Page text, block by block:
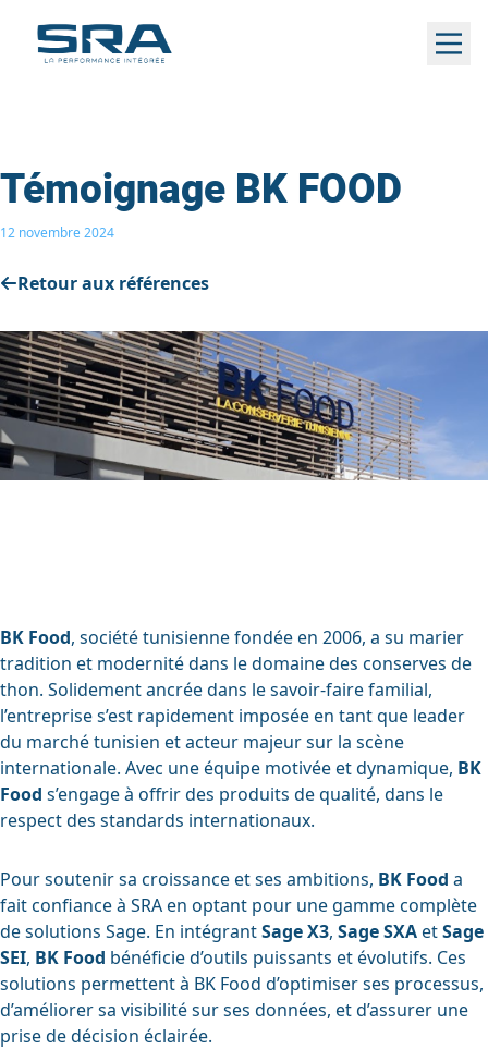
contenu
Témoignage BK FOOD
12 novembre 2024
Retour aux références
BK Food, société tunisienne fondée en 2006, a su marier
tradition et modernité dans le domaine des conserves de
thon. Solidement ancrée dans le savoir-faire familial,
l’entreprise s’est rapidement imposée en tant que leader
du marché tunisien et acteur majeur sur la scène
internationale. Avec une équipe motivée et dynamique, BK
Food s’engage à offrir des produits de qualité, dans le
respect des standards internationaux.
Pour soutenir sa croissance et ses ambitions, BK Food a
fait confiance à SRA en optant pour une gamme complète
de solutions Sage. En intégrantSage X3, Sage SXAetSage
SEI, BK Food bénéficie d’outils puissants et évolutifs. Ces
solutions permettent à BK Food d’optimiser ses processus,
d’améliorer sa visibilité sur ses données, et d’assurer une
prise de décision éclairée.